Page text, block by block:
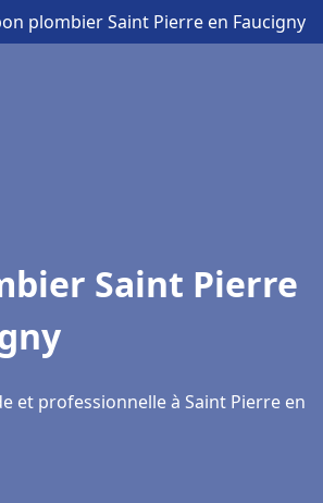
plombier Saint Pierre en Faucigny
Saint Pierre
et professionnelle à Saint Pierre en